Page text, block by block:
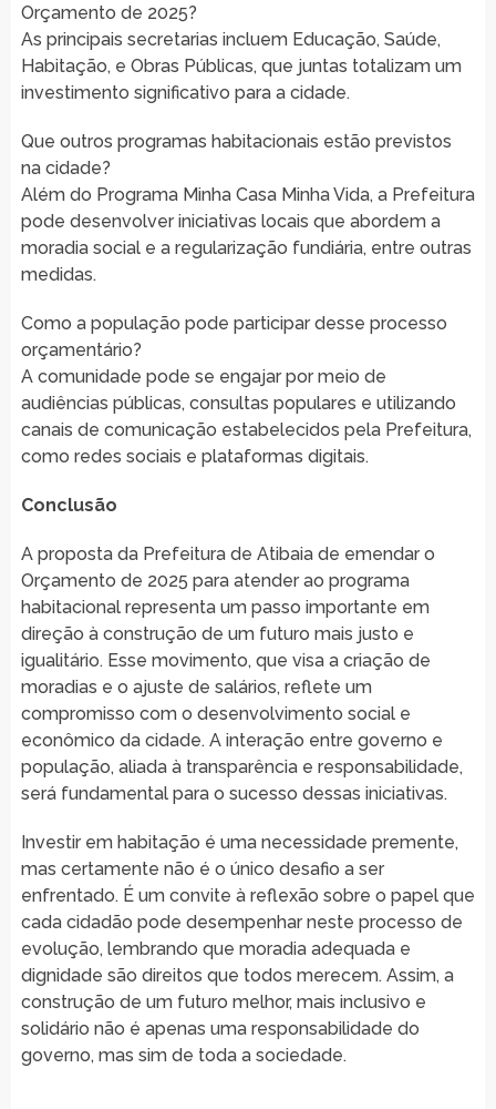
Orçamento de 2025?
As principais secretarias incluem Educação, Saúde,
Habitação, e Obras Públicas, que juntas totalizam um
investimento significativo para a cidade.
Que outros programas habitacionais estão previstos
na cidade?
Além do Programa Minha Casa Minha Vida, a Prefeitura
pode desenvolver iniciativas locais que abordem a
moradia social e a regularização fundiária, entre outras
medidas.
Como a população pode participar desse processo
orçamentário?
A comunidade pode se engajar por meio de
audiências públicas, consultas populares e utilizando
canais de comunicação estabelecidos pela Prefeitura,
como redes sociais e plataformas digitais.
Conclusão
A proposta da Prefeitura de Atibaia de emendar o
Orçamento de 2025 para atender ao programa
habitacional representa um passo importante em
direção à construção de um futuro mais justo e
igualitário. Esse movimento, que visa a criação de
moradias e o ajuste de salários, reflete um
compromisso com o desenvolvimento social e
econômico da cidade. A interação entre governo e
população, aliada à transparência e responsabilidade,
será fundamental para o sucesso dessas iniciativas.
Investir em habitação é uma necessidade premente,
mas certamente não é o único desafio a ser
enfrentado. É um convite à reflexão sobre o papel que
cada cidadão pode desempenhar neste processo de
evolução, lembrando que moradia adequada e
dignidade são direitos que todos merecem. Assim, a
construção de um futuro melhor, mais inclusivo e
solidário não é apenas uma responsabilidade do
governo, mas sim de toda a sociedade.